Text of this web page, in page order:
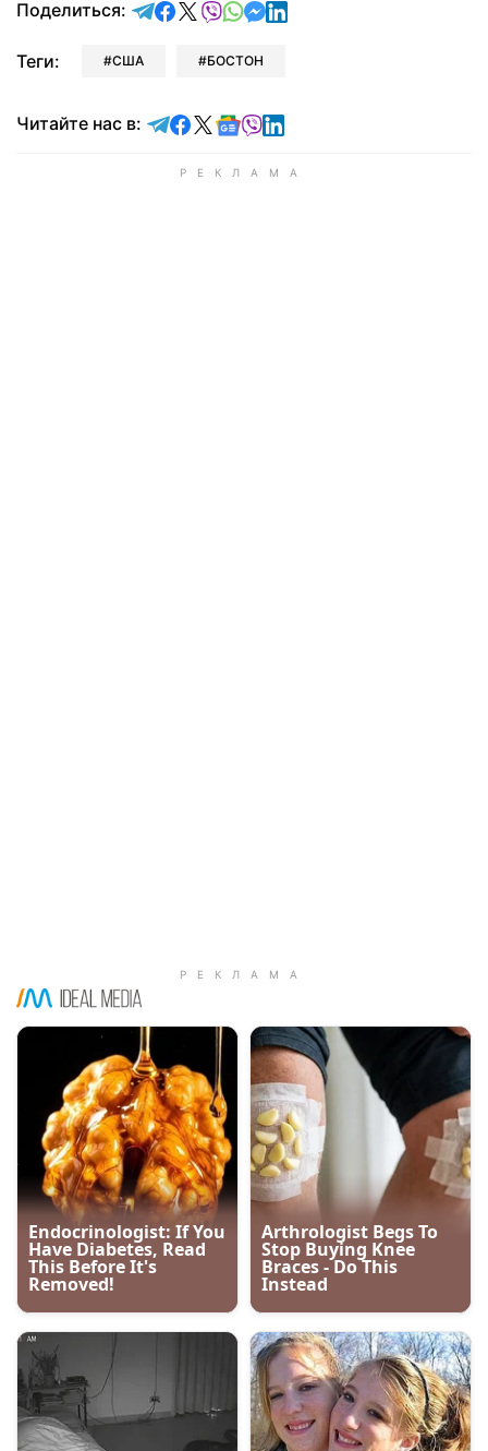
Поделиться: отправить в Telegram
поделиться в Facebook
поделиться в X
отправить в Viber
отправить в Whatsapp
отправить в Messenger
отправить в LinkedIn
Теги: США БОСТОН
Читайте нас в: Читайте в Telegram
Читайте в Facebook
Читайте в X
Читайте в Google news
Читайте в Viber
Читайте в LinkedIn